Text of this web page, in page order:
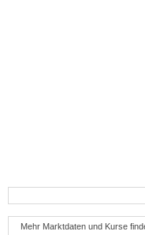
Mehr Marktdaten und Kurse